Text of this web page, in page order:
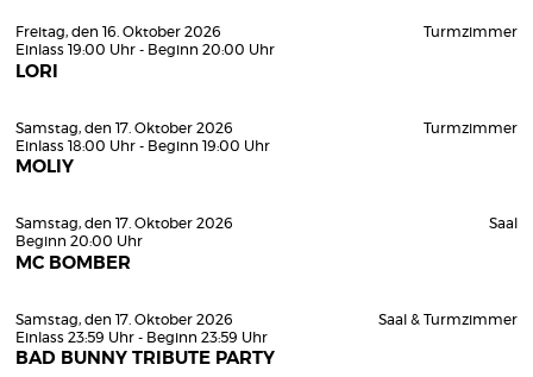
Freitag, den 16. Oktober 2026
Einlass 19:00 Uhr - Beginn 20:00 Uhr
LORI
Turmzimmer
Samstag, den 17. Oktober 2026
Einlass 18:00 Uhr - Beginn 19:00 Uhr
MOLIY
Turmzimmer
Samstag, den 17. Oktober 2026
Beginn 20:00 Uhr
MC BOMBER
Saal
Samstag, den 17. Oktober 2026
Einlass 23:59 Uhr - Beginn 23:59 Uhr
BAD BUNNY TRIBUTE PARTY
Saal & Turmzimmer